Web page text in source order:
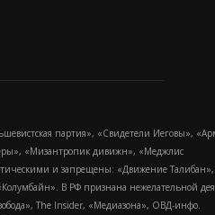
партия», «Свидетели Иеговы»,
«Мизантропик дивижн», «Меджлис
и запрещены: «Движение
В РФ признана нежелательной
The Insider, «Медиазона», ОВД-инфо.